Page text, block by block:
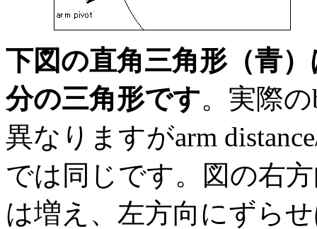
下図の直角三角形（青
分の三角形です。実際
異なりますがarm
では同じです。図の右
は増え、左方向にずら